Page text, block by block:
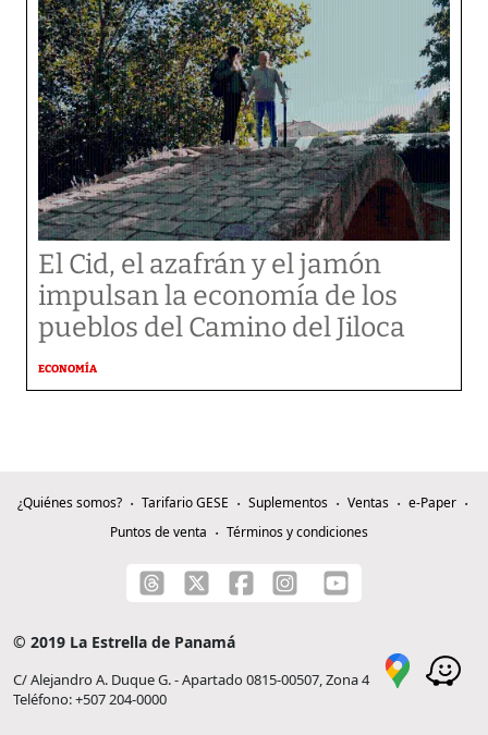
El Cid, el azafrán y el jamón
impulsan la economía de los
pueblos del Camino del Jiloca
ECONOMÍA
¿Quiénes somos? Tarifario GESE Suplementos Ventas
e-Paper
Puntos de venta
Términos y condiciones
© 2019 La Estrella de Panamá
C/ Alejandro A. Duque G. - Apartado 0815-00507, Zona 4
Teléfono: +507 204-0000